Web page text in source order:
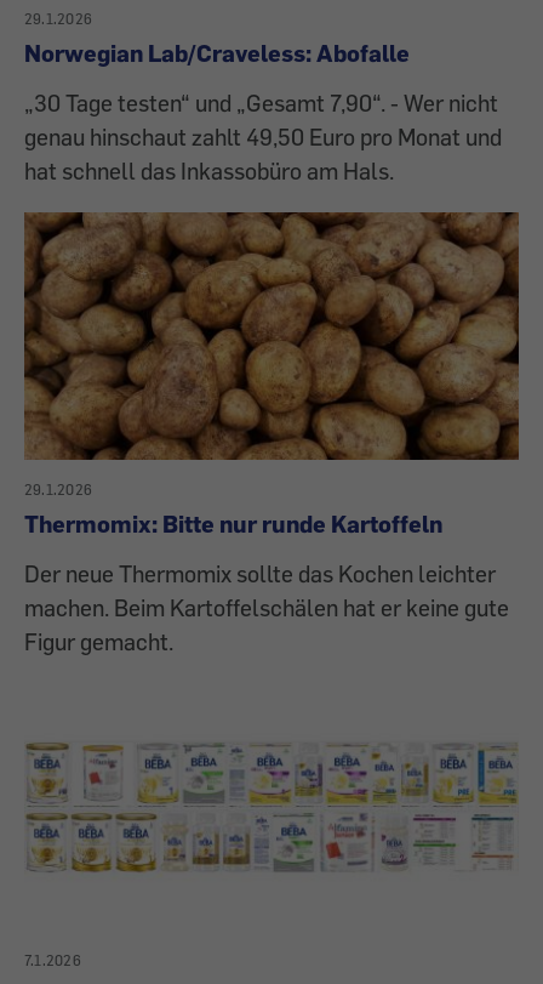
29.1.2026
Norwegian Lab/Craveless: Abofalle
„30 Tage testen“ und „Gesamt 7,90“. - Wer nicht
genau hinschaut zahlt 49,50 Euro pro Monat und
hat schnell das Inkassobüro am Hals.
29.1.2026
Thermomix: Bitte nur runde Kartoffeln
Der neue Thermomix sollte das Kochen leichter
machen. Beim Kartoffelschälen hat er keine gute
Figur gemacht.
7.1.2026